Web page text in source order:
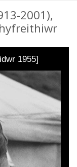
2001),
1955]